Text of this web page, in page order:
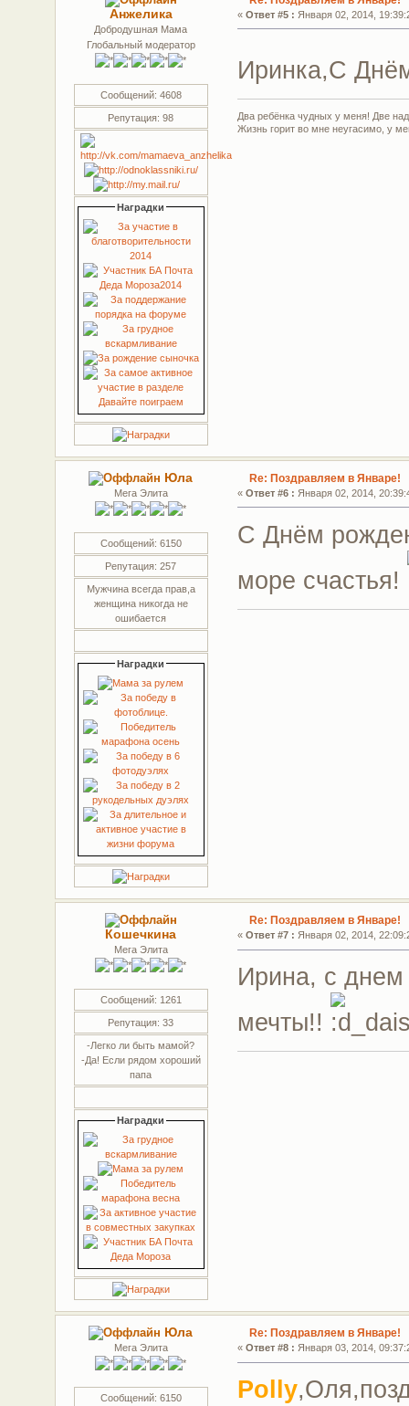
Анжелика
Добродушная Мама
Глобальный модератор
Сообщений: 4608
Репутация: 98
Наградки
«Ответ #5 : Января 02, 2014,
Иринка,С
Двa рeбёнкa чудных у мeня! Двe
Жизнь горит во мнe нeугасимо, у
Юла
Мега Элита
Сообщений: 6150
Репутация: 257
Мужчина всегда прав,а
женщина никогда не
ошибается
Наградки
Re: Поздравляем в Январе!
«Ответ #6 : Января 02, 2014,
С Днём
море счастья!
Кошечкина
Мега Элита
Сообщений: 1261
Репутация: 33
-Легко ли быть мамой?
-Да! Если рядом хороший
папа
Наградки
Re: Поздравляем в Январе!
«Ответ #7 : Января 02, 2014,
Ирина, с днем
мечты!!
Юла
Мега Элита
Сообщений: 6150
Re: Поздравляем в Январе!
«Ответ #8 : Января 03, 2014,
Polly